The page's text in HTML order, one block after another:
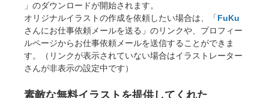
」のダウンロードが開始されます。
オリジナルイラストの作成を依頼したい場合は、「FuKu
さんにお仕事依頼メールを送る」のリンクや、プロフィー
ルページからお仕事依頼メールを送信することができま
す。（リンクが表示されていない場合はイラストレーター
さんが非表示の設定中です）
素敵な無料イラストを提供してくれた